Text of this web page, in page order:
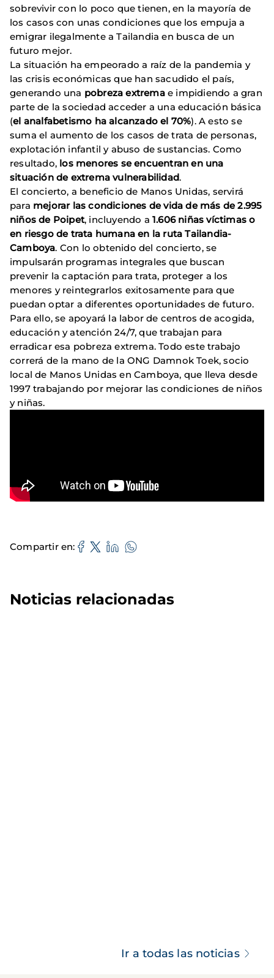
sobrevivir con lo poco que tienen, en la mayoría de
los casos con unas condiciones que los empuja a
emigrar ilegalmente a Tailandia en busca de un
futuro mejor.
La situación ha empeorado a raíz de la pandemia y
las crisis económicas que han sacudido el país,
generando una pobreza extremae impidiendo a gran
parte de la sociedad acceder a una educación básica
(el analfabetismo ha alcanzado el 70%). A esto se
suma el aumento de los casos de trata de personas,
explotación infantil y abuso de sustancias. Como
resultado, los menores se encuentran en una
situación de extrema vulnerabilidad.
El concierto, a beneficio de Manos Unidas, servirá
para mejorar las condiciones de vida de más de 2.995
niños de Poipet, incluyendo a 1.606 niñas víctimas o
en riesgo de trata humana en la ruta Tailandia-
Camboya. Con lo obtenido del concierto, se
impulsarán programas integrales que buscan
prevenir la captación para trata, proteger a los
menores y reintegrarlos exitosamente para que
puedan optar a diferentes oportunidades de futuro.
Para ello, se apoyará la labor de centros de acogida,
educación y atención 24/7, que trabajan para
erradicar esa pobreza extrema. Todo este trabajo
correrá de la mano de la ONG Damnok Toek, socio
local de Manos Unidas en Camboya, que lleva desde
1997 trabajando por mejorar las condiciones de niños
y niñas.
Compartir en
Noticias relacionadas
Ir a todas las noticias